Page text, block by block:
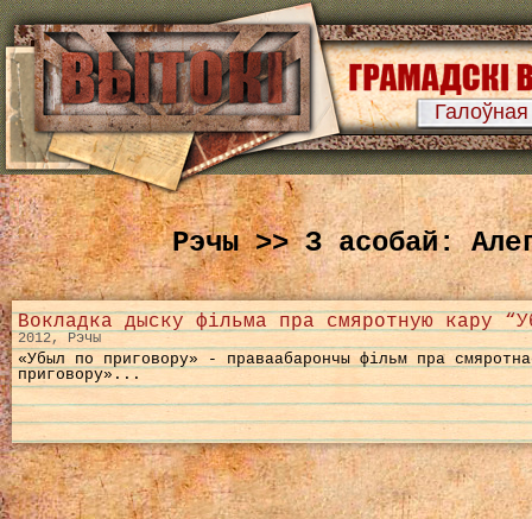
Галоўная
Рэчы >> З асобай:
Вокладка дыску фільма пра смяротную кару
2012, Рэчы
«Убыл по приговору» - праваабарончы фільм пра
приговору»...